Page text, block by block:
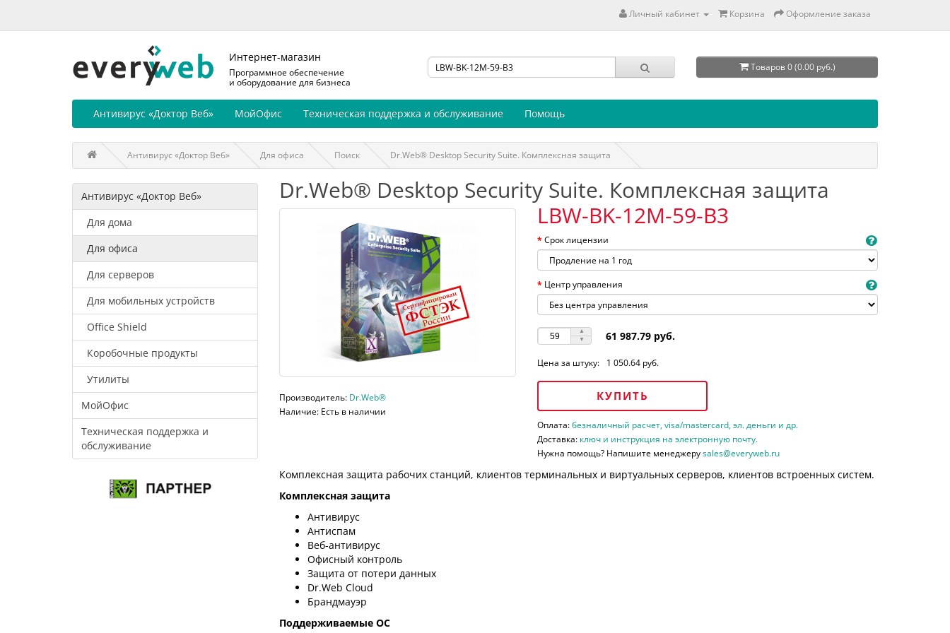
Личный кабинет Корзина Оформление заказа
Интернет-магазин
Программное обеспечение
и оборудование для бизнеса
Товаров 0 (0.00 руб.)
Антивирус «Доктор Веб» МойОфис Техническая поддержка и обслуживание Помощь
Антивирус «Доктор Веб» Для офиса Поиск Dr.Web® Desktop Security Suite. Комплексная защита
Антивирус «Доктор Веб»
Для дома
Для офиса
Для серверов
Для мобильных устройств
Office Shield
Коробочные продукты
Утилиты
МойОфис
Техническая поддержка и
обслуживание
Dr.Web® Desktop Security Suite. Комплексная защита
Производитель: Dr.Web®
Наличие: Есть в наличии
LBW-BK-12M-59-B3
Срок лицензии
Центр управления
61 987.79 руб.
Цена за штуку: 1 050.64 руб.
КУПИТЬ
Оплата:безналичный расчет, visa/mastercard, эл. деньги и др.
Доставка: ключ и инструкция на электронную почту.
Нужна помощь? Напишите менеджеруsales@everyweb.ru
Комплексная защита рабочих станций, клиентов терминальных и виртуальных серверов, клиентов встроенных систем.
Комплексная защита
Антивирус
Антиспам
Веб-антивирус
Офисный контроль
Защита от потери данных
Dr.Web Cloud
Брандмауэр
Поддерживаемые ОС